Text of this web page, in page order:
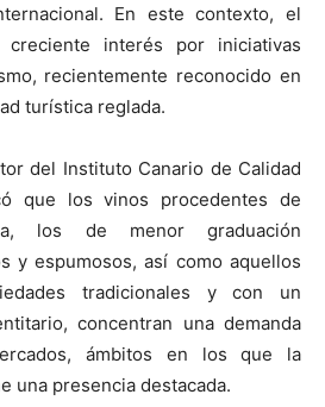
En este contexto, el
interés por iniciativas
recientemente reconocido en
turística reglada.
del Instituto Canario de Calidad
que los vinos procedentes de
los de menor graduación
y espumosos, así como aquellos
tradicionales y con un
concentran una demanda
ámbitos en los que la
una presencia destacada.